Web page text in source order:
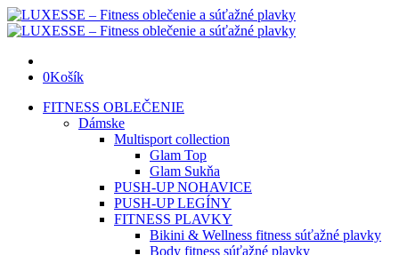
0Košík
FITNESS OBLEČENIE
Dámske
Multisport collection
Glam Top
Glam Sukňa
PUSH-UP NOHAVICE
PUSH-UP LEGÍNY
FITNESS PLAVKY
Bikini & Wellness fitness súťažné plavky
Body fitness súťažné plavky